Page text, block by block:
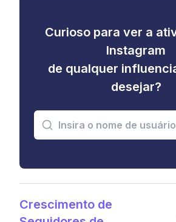
Curioso para ver a
Instagram
de qualquer
desejar?
Crescimento de